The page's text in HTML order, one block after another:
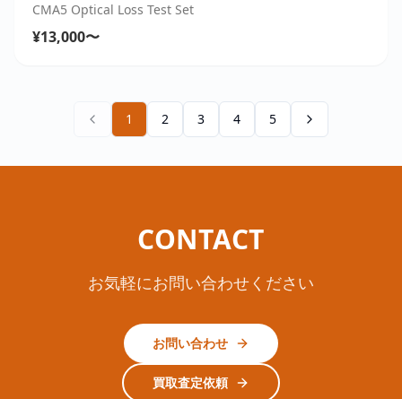
CMA5 Optical Loss Test Set
¥13,000〜
1 2 3 4 5
CONTACT
お気軽にお問い合わせください
お問い合わせ
買取査定依頼